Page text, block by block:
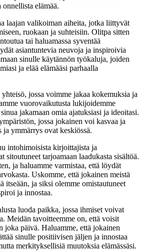
onnellista elämää.
laajan valikoiman aiheita, jotka liittyvät
ruokaan ja suhteisiin. Olitpa sitten
tai haluamassa syventää
asiantuntevia neuvoja ja inspiroivia
sinulle käytännön työkaluja, joiden
ja elää elämääsi parhaalla
jossa voimme jakaa kokemuksia ja
vuorovaikutusta lukijoidemme
jakamaan omia ajatuksiasi ja ideoitasi.
jossa jokainen voi kasvaa ja
ja ymmärrys ovat keskiössä.
intohimoisista kirjoittajista ja
sitoutuneet tarjoamaan laadukasta sisältöä.
ja haluamme varmistaa, että löydät
Uskomme, että jokainen meistä
itseään, ja siksi olemme omistautuneet
ja innostaa.
luoda paikka, jossa ihmiset voivat
Meidän tavoitteemme on, että voisit
joka päivä. Haluamme, että jokainen
sinulle positiivisen jäljen ja innostaa
merkityksellisiä muutoksia elämässäsi.